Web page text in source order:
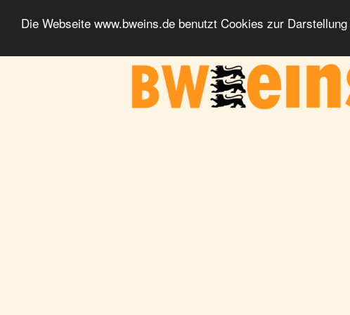
Die Webseite www.bweins.de benutzt Cookies zur
BWeins - Am Puls des Landes